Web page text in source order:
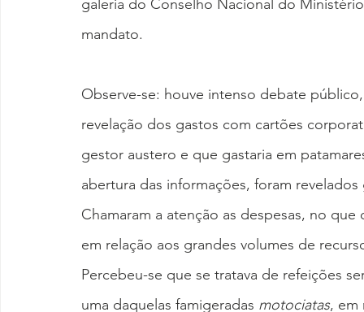
galeria do Conselho Nacional do
mandato.
Observe-se: houve intenso debate
revelação dos gastos com cartões
gestor austero e que gastaria em
abertura das informações, foram
Chamaram a atenção as despesas, no
em relação aos grandes volumes de
Percebeu-se que se tratava de refeições
uma daquelas famigeradas motociatas, em